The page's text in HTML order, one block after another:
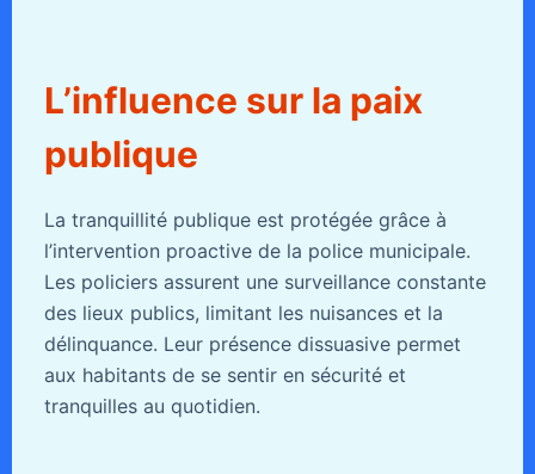
L’influence sur la paix
publique
La tranquillité publique est protégée grâce à
l’intervention proactive de la police municipale.
Les policiers assurent une surveillance constante
des lieux publics, limitant les nuisances et la
délinquance. Leur présence dissuasive permet
aux habitants de se sentir en sécurité et
tranquilles au quotidien.